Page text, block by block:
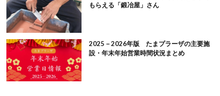
もらえる「鍛冶屋」さん
2025－2026年版 たまプラーザの主要施
設・年末年始営業時間状況まとめ